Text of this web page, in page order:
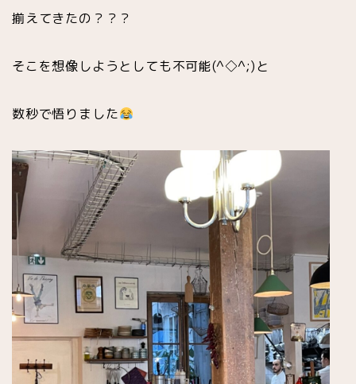
揃えてきたの？？？
そこを想像しようとしても不可能(^◇^;)と
数秒で悟りました